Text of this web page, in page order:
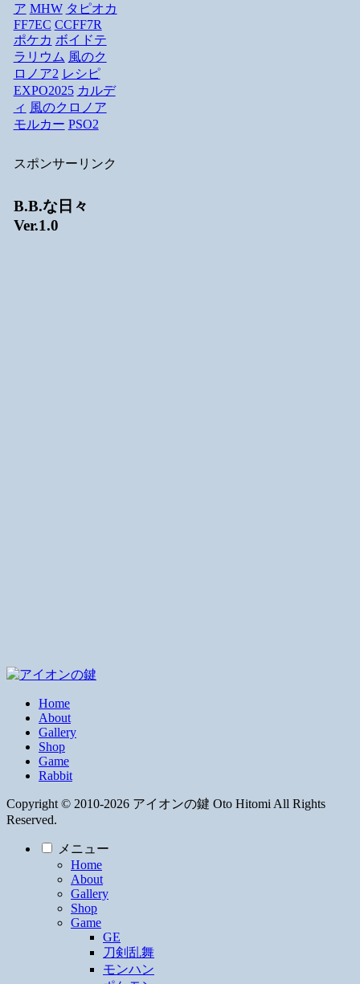
ア MHW タピオカ
FF7EC CCFF7R
ポケカ ボイドテ
ラリウム 風のク
ロノア2 レシピ
EXPO2025 カルデ
ィ 風のクロノア
モルカー PSO2
スポンサーリンク
B.B.な日々
Ver.1.0
Home
About
Gallery
Shop
Game
Rabbit
Copyright © 2010-2026 アイオンの鍵 Oto Hitomi All Rights
Reserved.
メニュー
Home
About
Gallery
Shop
Game
GE
刀剣乱舞
モンハン